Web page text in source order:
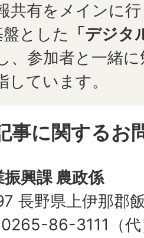
共有をメインに
とした
「デジ
、参加者と一緒
しています。
事に関するお
興課 農政係
長野県上伊那郡
86-3111（